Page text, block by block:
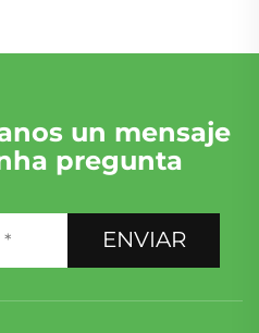
un mensaje
pregunta
ENVIAR